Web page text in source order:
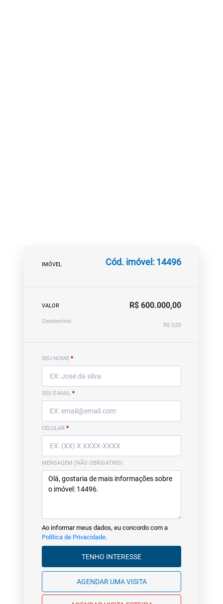
IMÓVEL Cód. imóvel: 14496
VALOR R$ 600.000,00
Condomínio
R$ 0,00
SEU NOME *
SEU E-MAIL *
CELULAR *
MENSAGEM (NÃO OBRIGATRIO)
Ao informar meus dados, eu concordo com a
Política de Privacidade.
TENHO INTERESSE
AGENDAR UMA VISITA